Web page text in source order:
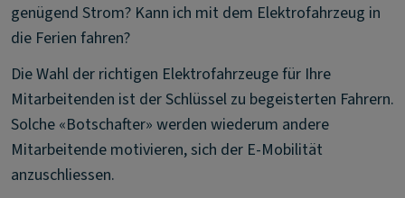
genügend Strom? Kann ich mit dem Elektrofahrzeug in
die Ferien fahren?
Die Wahl der richtigen Elektrofahrzeuge für Ihre
Mitarbeitenden ist der Schlüssel zu begeisterten Fahrern.
Solche «Botschafter» werden wiederum andere
Mitarbeitende motivieren, sich der E-Mobilität
anzuschliessen.